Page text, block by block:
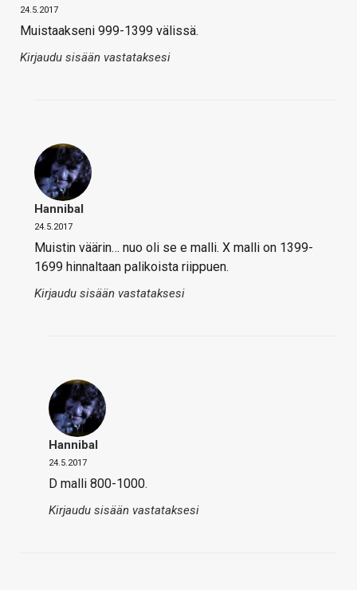
24.5.2017
Muistaakseni 999-1399 välissä.
Kirjaudu sisään vastataksesi
Hannibal
24.5.2017
Muistin väärin… nuo oli se e malli. X malli on 1399-
1699 hinnaltaan palikoista riippuen.
Kirjaudu sisään vastataksesi
Hannibal
24.5.2017
D malli 800-1000.
Kirjaudu sisään vastataksesi